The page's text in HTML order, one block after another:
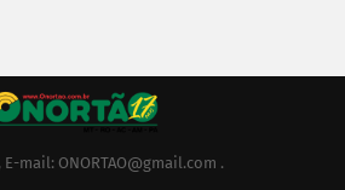
E-mail: ONORTAO@gmail.com .